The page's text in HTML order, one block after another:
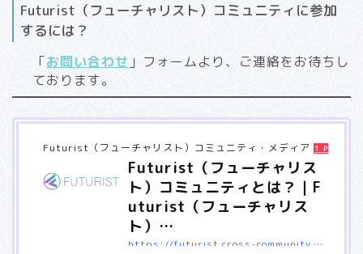
Futurist（フューチャリスト）コミュニティに参加
するには？
「お問い合わせ 」フォームより、ご連絡をお待ちし
ております。
Futurist（フューチャリスト）コミュニティ・メディア 1 Pocket
Futurist（フューチャリス
ト）コミュニティとは？｜F
uturist（フューチャリス
ト）…
https://futurist.cross-community.net/about/